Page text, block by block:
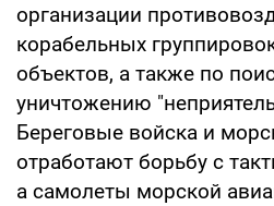
организации
корабельных
объектов, а также по
уничтожению
Береговые войска и
отработают борьбу с
а самолеты морской